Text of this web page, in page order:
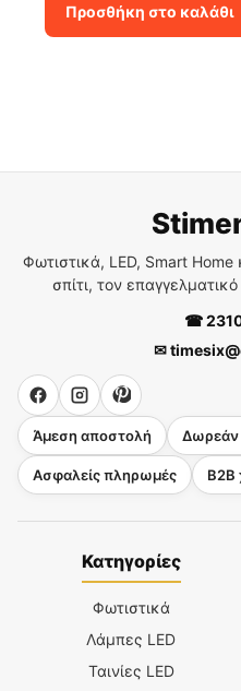
1.30€.είναι:
0.91€.
Προσθήκη στο καλάθι
Φωτιστικά, LED, Smart Home
σπίτι, τον
☎
✉
Άμεση αποστολή Δωρεάν
Ασφαλείς πληρωμές B2B
Κατηγορίες
Φωτιστικά
Λάμπες LED
Ταινίες LED